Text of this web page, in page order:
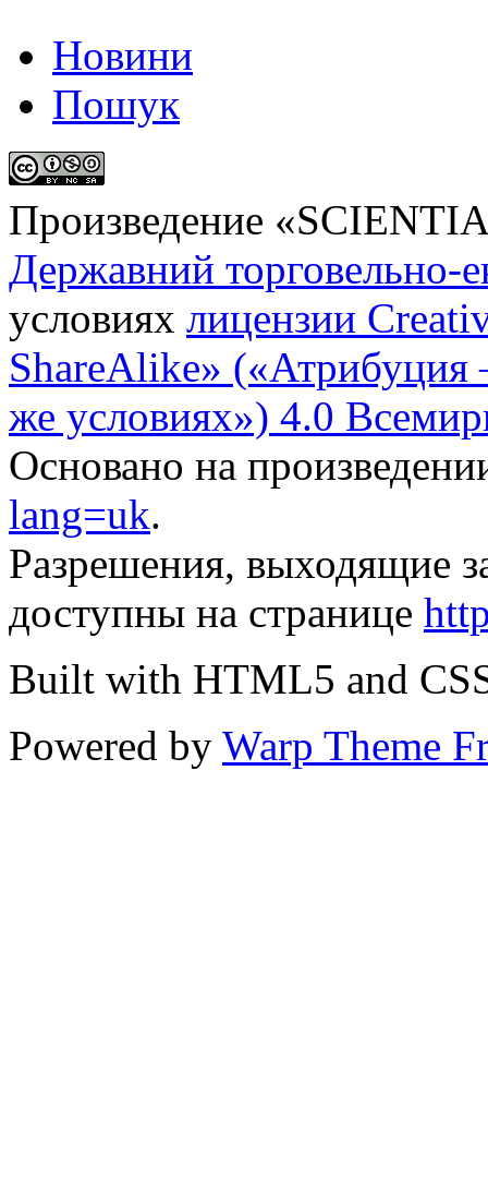
Новини
Пошук
Произведение «
Державний торговельно-
условиях лицензии
ShareAlike»
же условиях») 4.0
Основано на
lang=uk.
Разрешения, выходящие
доступны на странице
Built with HTML5 and
Powered by Warp Theme